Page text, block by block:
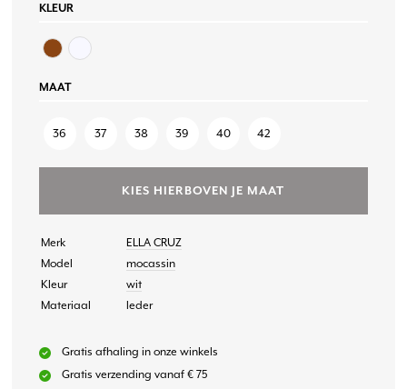
KLEUR
MAAT
36 37 38 39 40 42
KIES HIERBOVEN JE MAAT
Merk
ELLA CRUZ
Model
mocassin
Kleur
wit
Materiaal
leder
Gratis afhaling in onze winkels
Gratis verzending vanaf € 75